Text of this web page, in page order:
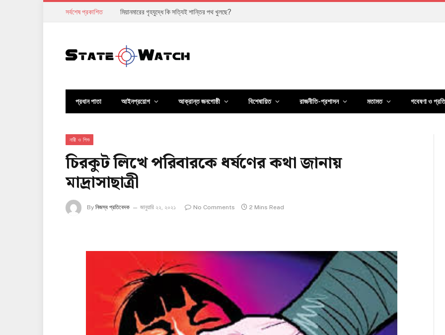
সর্বশেষ প্রকাশিত তরুণদের আন্দোলনে দুর্বল হয়ে পড়েছে মোদি সরকার
প্রধান পাতা আইনপ্রয়োগ আক্রান্ত জনগোষ্ঠী বিশেষায়িত রাজনীতি-প্রশাসন মতামত গবেষণা ও
নারী ও শিশু
চিরকুট লিখে পরিবারকে ধর্ষণের কথা জানায়
মাদ্রাসাছাত্রী
By নিজস্ব প্রতিবেদক জানুয়ারি ২২, ২০২১ No Comments 2 Mins Read